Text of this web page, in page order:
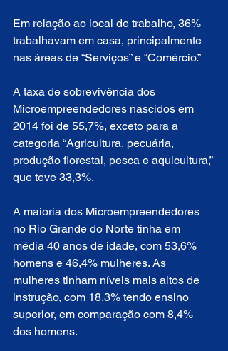
Em relação ao local de trabalho, 36%
trabalhavam em casa, principalmente
nas áreas de “Serviços” e “Comércio.”
A taxa de sobrevivência dos
Microempreendedores nascidos em
2014 foi de 55,7%, exceto para a
categoria “Agricultura, pecuária,
produção florestal, pesca e aquicultura,”
que teve 33,3%.
A maioria dos Microempreendedores
no Rio Grande do Norte tinha em
média 40 anos de idade, com 53,6%
homens e 46,4% mulheres. As
mulheres tinham níveis mais altos de
instrução, com 18,3% tendo ensino
superior, em comparação com 8,4%
dos homens.